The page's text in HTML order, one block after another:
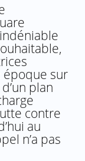
époque sur
plan
contre
au
n’a pas